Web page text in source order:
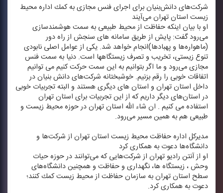
شركت‌های دانش‌بنیان برای اجرای فنس مجازی به كمك اداره محیط
زیست استان تهران می‌آیند
او با بیان اینكه حفاظت از محیط طبیعی به سمت هوشمندسازی
می‌رود گفت: پایش از طریق سامانه های سنجش از راه دور
(ماهواره‌ها و پهبادها)انجام خواهد شد. یكی از عوامل اصلی نابودی
تنوع زیستی، تخریب و تصرف زیستگاهها است. دنیا به سمت فنس
مجازی می‌رود و ما اگر بتوانیم به این سمت حركت كنیم می توانیم
اتفاقات خوبی را رقم بزنیم. خوشبختانه شركت‌های دانش بنیان در
داخل استان تهران و استان های دیگری هستند و البته تجربیات خوبی
در استان‌های دیگر داریم كه از این تجربیات برای استان تهران
استفاده می كنیم . ان شاء الله استان تهران در حوزه محیط زیست و
طبیعی هم به همین مسیر می‌رود.
مدیركل اداره حفاظت محیط زیست استان تهران از شركت‌ها و
دانشگاه‌ها دعوت به همكاری كرد
او از آنتن رادیو تهران از شركت‌هایی كه می‌توانند در حوزه حیات
وحش ، زیستگاه ها، نگهداری و حفاظت و همچنین دانشگاه‌های
سطح استان تهران به سازمان حفاظت از محیط زیست كمك كنند؛
دعوت به همكاری كرد.